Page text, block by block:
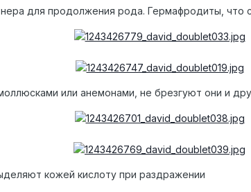
для продолжения рода. Гермафродиты, что
или анемонами, не брезгуют они и
кожей кислоту при раздражении